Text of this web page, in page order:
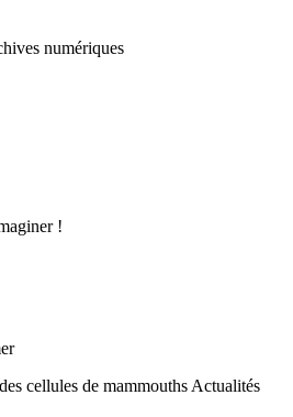
numériques
!
Actualités